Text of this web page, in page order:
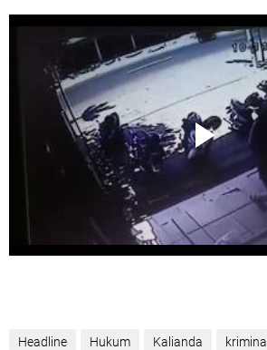
Headline Hukum Kalianda kriminal